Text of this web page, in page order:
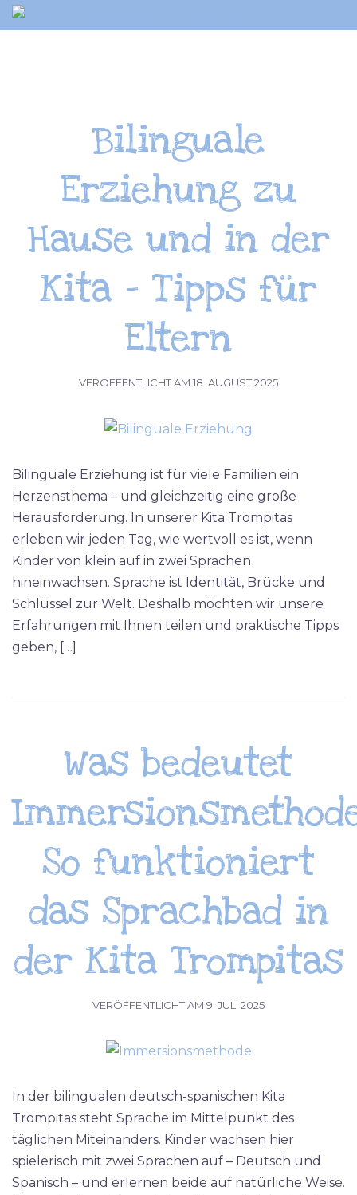
Springe
zum
Bilinguale
Erziehung zu
Hause und in der
Kita – Tipps für
Eltern
VERÖFFENTLICHT AM 18. AUGUST 2025
Bilinguale Erziehung ist für viele Familien ein
Herzensthema – und gleichzeitig eine große
Herausforderung. In unserer Kita Trompitas
erleben wir jeden Tag, wie wertvoll es ist, wenn
Kinder von klein auf in zwei Sprachen
hineinwachsen. Sprache ist Identität, Brücke und
Schlüssel zur Welt. Deshalb möchten wir unsere
Erfahrungen mit Ihnen teilen und praktische Tipps
geben, […]
Was bedeutet
So funktioniert
das Sprachbad in
der Kita Trompitas
VERÖFFENTLICHT AM 9. JULI 2025
In der bilingualen deutsch-spanischen Kita
Trompitas steht Sprache im Mittelpunkt des
täglichen Miteinanders. Kinder wachsen hier
spielerisch mit zwei Sprachen auf – Deutsch und
Spanisch – und erlernen beide auf natürliche Weise.